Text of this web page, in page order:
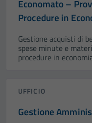
Economato –
Procedure in
Gestione acquisti di
spese minute e
procedure in
UFFICIO
Gestione